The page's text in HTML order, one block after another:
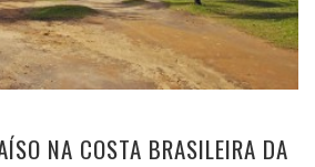
NA COSTA BRASILEIRA DA